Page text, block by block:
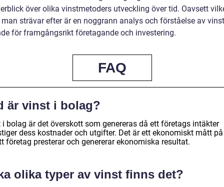
över olika vinstmetoders utveckling över tid. Oavsett
strävar efter är en noggrann analys och förståelse av
för framgångsrikt företagande och investering.
FAQ
är vinst i bolag?
i bolag är det överskott som genereras då ett företags intäkter
dess kostnader och utgifter. Det är ett ekonomiskt mått
företag presterar och genererar ekonomiska resultat.
olika typer av vinst finns det?